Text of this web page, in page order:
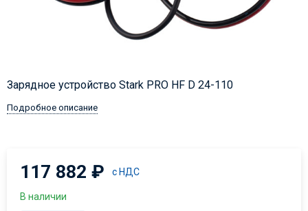
Зарядное устройство Stark PRO HF D 24-110
Подробное описание
117 882₽ с НДС
В наличии